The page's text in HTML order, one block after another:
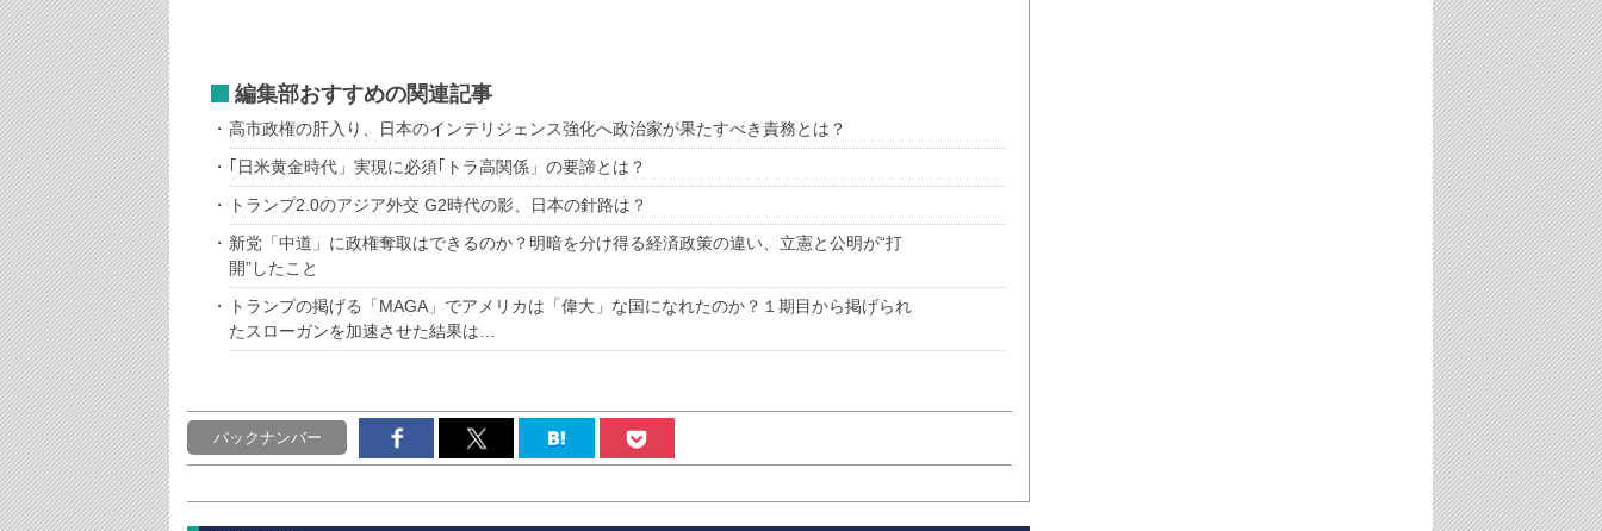
編集部おすすめの関連記事
高市政権の肝入り、日本のインテリジェンス強化へ政治家が果たすべき責務とは？
｢日米黄金時代」実現に必須｢トラ高関係」の要諦とは？
トランプ2.0のアジア外交 G2時代の影、日本の針路は？
新党「中道」に政権奪取はできるのか？明暗を分け得る経済政策の違い、立憲と公明が“打
開”したこと
トランプの掲げる「MAGA」でアメリカは「偉大」な国になれたのか？１期目から掲げられ
たスローガンを加速させた結果は…
バックナンバー